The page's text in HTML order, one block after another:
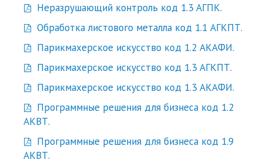
Неразрушающий контроль код 1.3 АГПК.
Обработка листового металла код 1.1 АГКПТ.
Парикмахерское искусство код 1.2 АКАФИ.
Парикмахерское искусство код 1.3 АГКПТ.
Парикмахерское искусство код 1.3 АКАФИ.
Программные решения для бизнеса код 1.2
АКВТ.
Программные решения для бизнеса код 1.9
АКВТ.